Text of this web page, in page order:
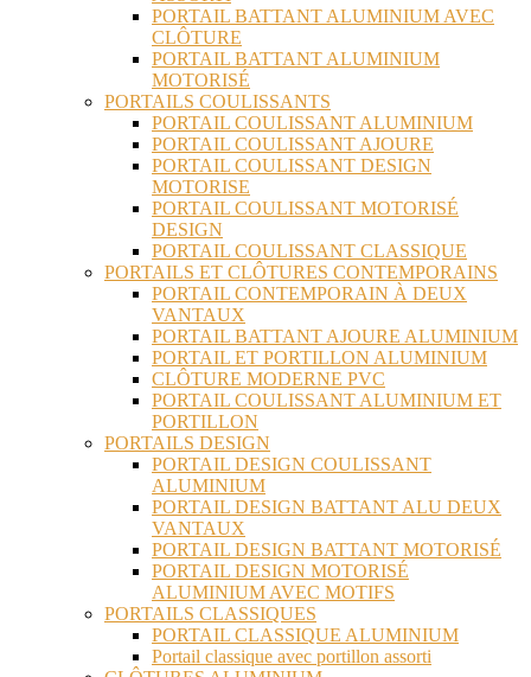
PORTAIL BATTANT ALUMINIUM AVEC
CLÔTURE
PORTAIL BATTANT ALUMINIUM
MOTORISÉ
PORTAILS COULISSANTS
PORTAIL COULISSANT ALUMINIUM
PORTAIL COULISSANT AJOURE
PORTAIL COULISSANT DESIGN
MOTORISE
PORTAIL COULISSANT MOTORISÉ
DESIGN
PORTAIL COULISSANT CLASSIQUE
PORTAILS ET CLÔTURES CONTEMPORAINS
PORTAIL CONTEMPORAIN À DEUX
VANTAUX
PORTAIL BATTANT AJOURE ALUMINIUM
PORTAIL ET PORTILLON ALUMINIUM
CLÔTURE MODERNE PVC
PORTAIL COULISSANT ALUMINIUM ET
PORTILLON
PORTAILS DESIGN
PORTAIL DESIGN COULISSANT
ALUMINIUM
PORTAIL DESIGN BATTANT ALU DEUX
VANTAUX
PORTAIL DESIGN BATTANT MOTORISÉ
PORTAIL DESIGN MOTORISÉ
ALUMINIUM AVEC MOTIFS
PORTAILS CLASSIQUES
PORTAIL CLASSIQUE ALUMINIUM
Portail classique avec portillon assorti